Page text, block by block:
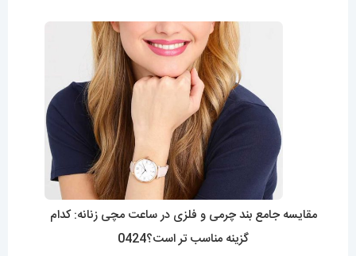
مقایسه جامع بند چرمی و فلزی در ساعت مچی زنانه: کدام
گزینه مناسب تر است؟0424